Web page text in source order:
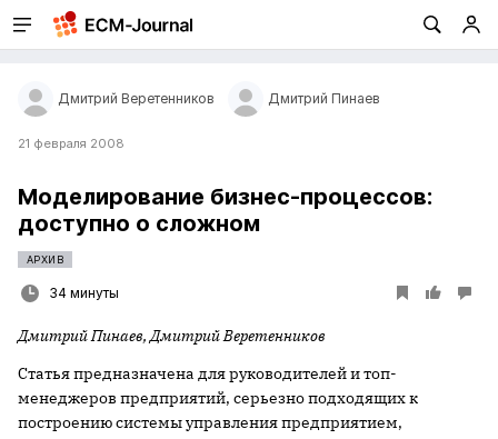
Дмитрий Веретенников Дмитрий Пинаев
21 февраля 2008
Моделирование бизнес-процессов:
доступно о сложном
АРХИВ
34 минуты
Дмитрий Пинаев, Дмитрий Веретенников
Статья предназначена для руководителей и топ-
менеджеров предприятий, серьезно подходящих к
построению системы управления предприятием,